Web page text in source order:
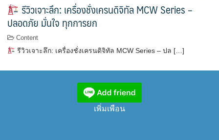
รีวิวเจาะลึก: เครื่องชั่งเครนดิจิทัล MCW Series –
ปลอดภัย มั่นใจ ทุกการยก
Content
รีวิวเจาะลึก: เครื่องชั่งเครนดิจิทัล MCW Series – ปล […]
เพิ่มเพือน